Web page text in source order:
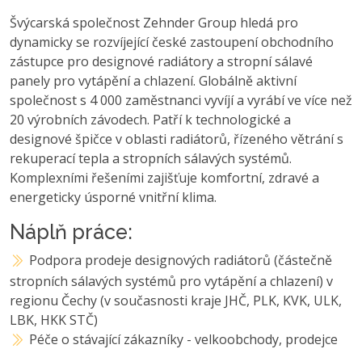
Švýcarská společnost Zehnder Group hledá pro
dynamicky se rozvíjející české zastoupení obchodního
zástupce pro designové radiátory a stropní sálavé
panely pro vytápění a chlazení. Globálně aktivní
společnost s 4 000 zaměstnanci vyvíjí a vyrábí ve více než
20 výrobních závodech. Patří k technologické a
designové špičce v oblasti radiátorů, řízeného větrání s
rekuperací tepla a stropních sálavých systémů.
Komplexními řešeními zajišťuje komfortní, zdravé a
energeticky úsporné vnitřní klima.
Náplň práce:
Podpora prodeje designových radiátorů (částečně
stropních sálavých systémů pro vytápění a chlazení) v
regionu Čechy (v současnosti kraje JHČ, PLK, KVK, ULK,
LBK, HKK STČ)
Péče o stávající zákazníky - velkoobchody, prodejce